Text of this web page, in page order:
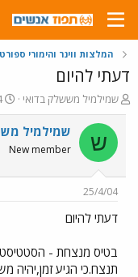
המלצות ווינר והימורי ספורט
דעתי להיום
פ
ו
ת
ח
ה
ש
א
שמילמיל מששלק בדואי
ו
ש שמילמיל
New member
25/4/04
דעתי להיום
בטיס מנצחת -
תנצח.כי הגיע